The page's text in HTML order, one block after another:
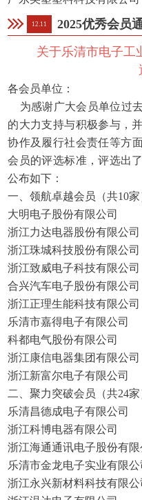
12.11
2025优秀会员
关于乐清市电子工
各会员单位：
为感谢广大会员单位过
的大力支持与积极参与，
协作及履行社会责任等方
会员的评选标准，评选出
公布如下：
一、领航卓越会员（共10家
大明电子股份有限公司
浙江力达电器股份有限公司
浙江珠城科技股份有限公司
浙江致威电子科技有限公司
合兴汽车电子股份有限公司
浙江正理生能科技有限公司
乐清市嘉得电子有限公司
科都电气股份有限公司
浙江康信电器集团有限公司
浙江新富尔电子有限公司
二、聚力突破会员（共24家
乐清昌德成电子有限公司
浙江科博电器有限公司
浙江海通通讯电子股份有限
乐清市金龙电子实业有限公
浙江永兴新材料科技有限公